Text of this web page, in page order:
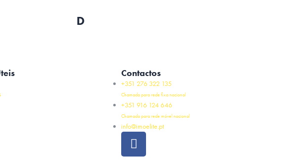
D
Contactos
+351 276 322 135
Chamada para rede fixa nacional
+351 916 124 646
Chamada para rede móvel nacional
info@imoelite.pt